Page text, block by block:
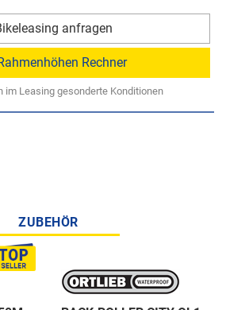
anfragen
Rechner
im Leasing gesonderte Konditionen
ZUBEHÖR